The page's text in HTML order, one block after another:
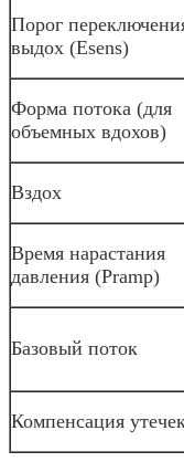
Порог
выдох (Esens)
Форма потока (для
объемных вдохов)
Вздох
Время нарастания
давления (Pramp)
Базовый поток
Компенсация